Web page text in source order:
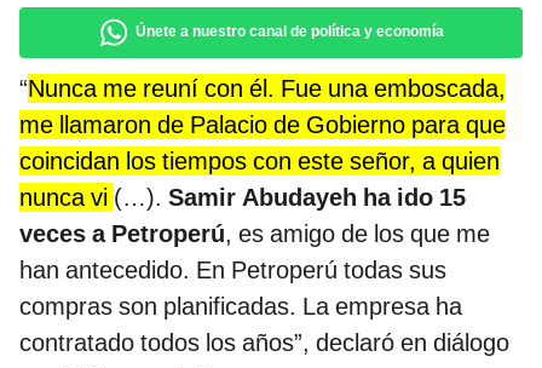
Únete a nuestro canal de política y economía
“Nunca me reuní con él. Fue una emboscada,
me llamaron de Palacio de Gobierno para que
coincidan los tiempos con este señor, a quien
nunca vi (…). Samir Abudayeh ha ido 15
veces a Petroperú, es amigo de los que me
han antecedido. En Petroperú todas sus
compras son planificadas. La empresa ha
contratado todos los años”, declaró en diálogo